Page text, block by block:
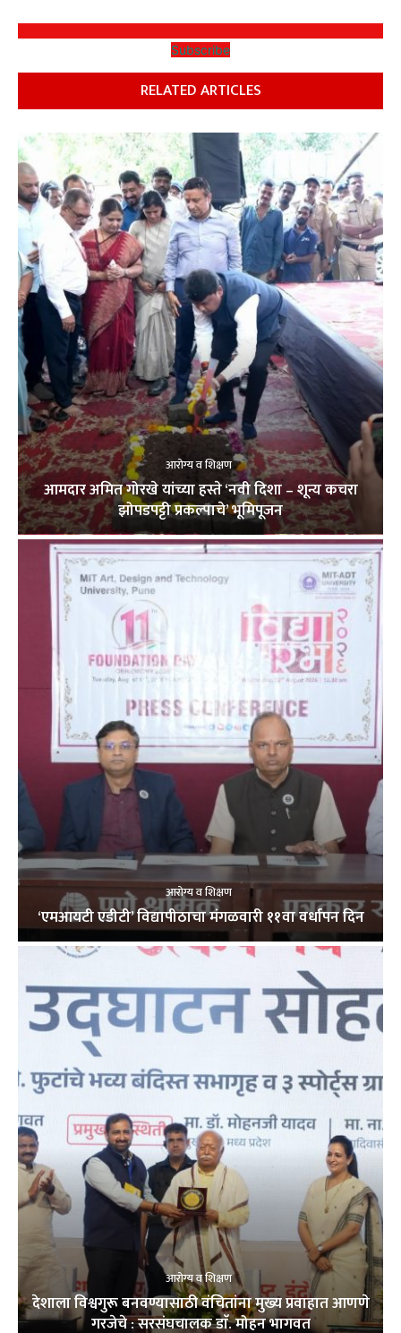
Subscribe
RELATED ARTICLES
आरोग्य व शिक्षण
आमदार अमित गोरखे यांच्या हस्ते ‘नवी दिशा – शून्य कचरा
झोपडपट्टी प्रकल्पाचे’ भूमिपूजन
आरोग्य व शिक्षण
‘एमआयटी एडीटी’ विद्यापीठाचा मंगळवारी ११वा वर्धापन दिन
आरोग्य व शिक्षण
देशाला विश्वगुरू बनवण्यासाठी वंचितांना मुख्य प्रवाहात आणणे
गरजेचे : सरसंघचालक डाॅ. मोहन भागवत